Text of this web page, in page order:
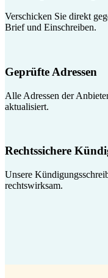
Verschicken Sie direkt
Brief und Einschreiben.
Geprüfte Adressen
Alle Adressen der
aktualisiert.
Rechtssichere
Unsere
rechtswirksam.